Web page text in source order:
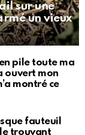
sur une
un vieux
pile toute ma
ouvert mon
montré ce
fauteuil
le trouvant